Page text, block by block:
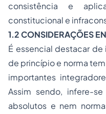
consistência e
constitucional e
1.2 CONSIDERAÇÕES
É essencial destacar
de princípio e norma
importantes
Assim sendo, infere-
absolutos e nem